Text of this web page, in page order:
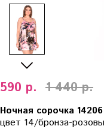
590 р. 1 440 р.
Ночная сорочка
цвет 14/бронза-